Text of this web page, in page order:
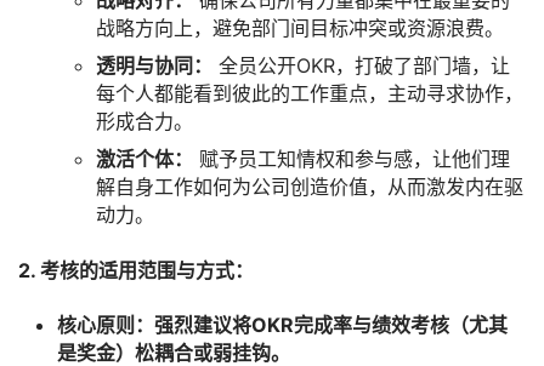
战略方向上，避免部门间目标冲突或资源浪费。
透明与协同：
全员公开OKR，打破了部门墙，让
每个人都能看到彼此的工作重点，主动寻求协作，
形成合力。
激活个体：
赋予员工知情权和参与感，让他们理
解自身工作如何为公司创造价值，从而激发内在驱
动力。
2. 考核的适用范围与方式：
核心原则：强烈建议将OKR完成率与绩效考核（尤其
是奖金）松耦合或弱挂钩。